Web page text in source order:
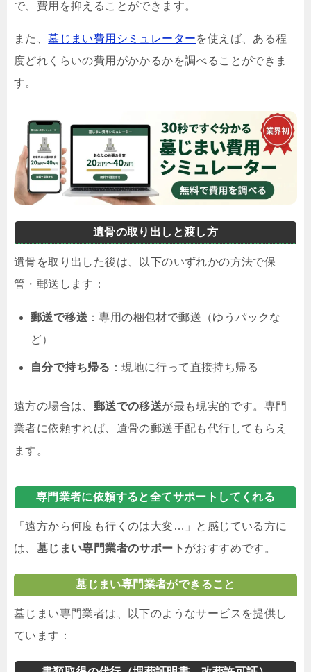
で、費用を抑えることができます。
また、墓じまい費用シミュレーターを使えば、ある程
度どれくらいの費用がかかるかを調べることができま
す。
遺骨の取り出しと渡し方
遺骨を取り出した後は、以下のいずれかの方法で保
管・郵送します：
郵送で移送 ：専用の梱包材で郵送（ゆうパックな
ど）
自分で持ち帰る ：現地に行って直接持ち帰る
遠方の場合は、 郵送での移送が最も現実的です。専門
業者に依頼すれば、遺骨の郵送手配も代行してもらえ
ます。
専門業者に依頼すると全てサポートしてくれる
「遠方から何度も行くのは大変…」と感じている方に
は、 墓じまい専門業者のサポート がおすすめです。
墓じまい専門業者ができること
墓じまい専門業者は、以下のようなサービスを提供し
ています：